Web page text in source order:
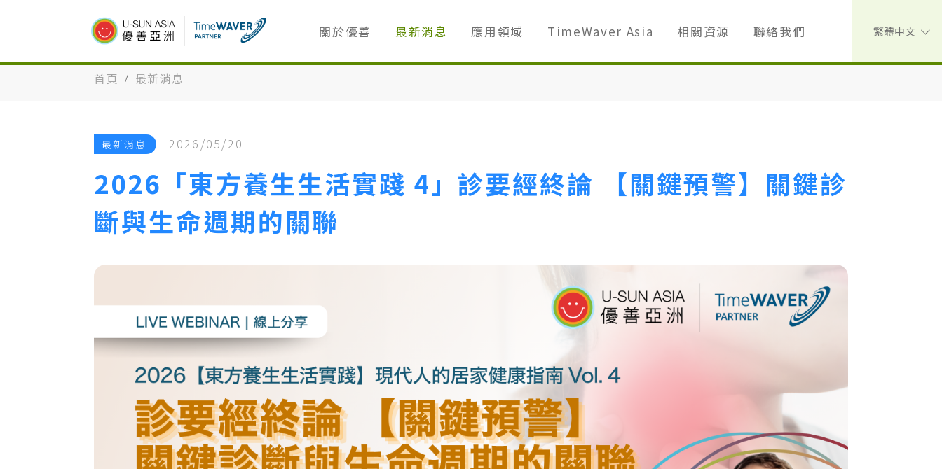
關於優善 最新消息 應用領域 TimeWaver Asia 相關資源 聯絡我們 繁體中文
首頁 最新消息
最新消息 2026/05/20
2026「東方養生生活實踐 4」診要經終論 【關鍵預警】關鍵診
斷與生命週期的關聯